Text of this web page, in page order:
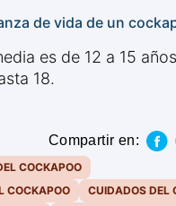
de vida de un
es de 12 a 15
18.
Compartir en:
COCKAPOO
COCKAPOO
CUIDADOS DEL